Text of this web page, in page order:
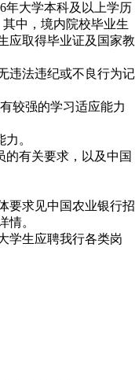
大学本科及以上学历
中，境内院校毕业生
应取得毕业证及国家教
法违纪或不良行为记
较强的学习适应能力
。
有关要求，以及中国
求见中国农业银行招
情。
生应聘我行各类岗